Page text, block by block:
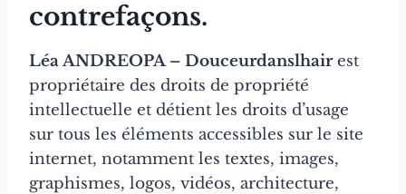
contrefaçons.
Léa ANDREOPA – Douceurdanslhairest
propriétaire des droits de propriété
intellectuelle et détient les droits d’usage
sur tous les éléments accessibles sur le site
internet, notamment les textes, images,
graphismes, logos, vidéos, architecture,